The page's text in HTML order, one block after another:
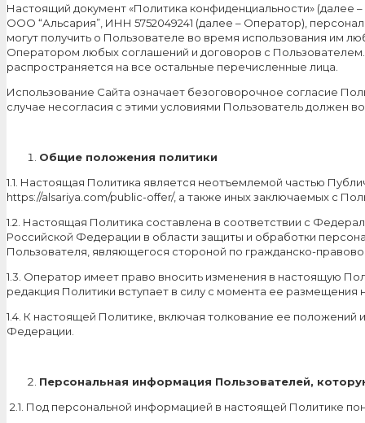
Настоящий документ «Политика конфиденциальности» (далее
ООО “Альсария”, ИНН 5752049241 (далее – Оператор),
могут получить о Пользователе во время использования им
Оператором любых соглашений и договоров с
распространяется на все остальные перечисленные лица.
Использование Сайта означает безоговорочное согласие
случае несогласия с этими условиями Пользователь должен
Общие положения политики
1.1. Настоящая Политика является неотъемлемой частью
https://alsariya.com/public-offer/, а также иных заключаемых с
1.2. Настоящая Политика составлена в соответствии с
Российской Федерации в области защиты и обработки
Пользователя, являющегося стороной по гражданско-
1.3. Оператор имеет право вносить изменения в настоящую
редакция Политики вступает в силу с момента ее
1.4. К настоящей Политике, включая толкование ее
Федерации.
Персональная информация Пользователей,
2.1. Под персональной информацией в настоящей Политике